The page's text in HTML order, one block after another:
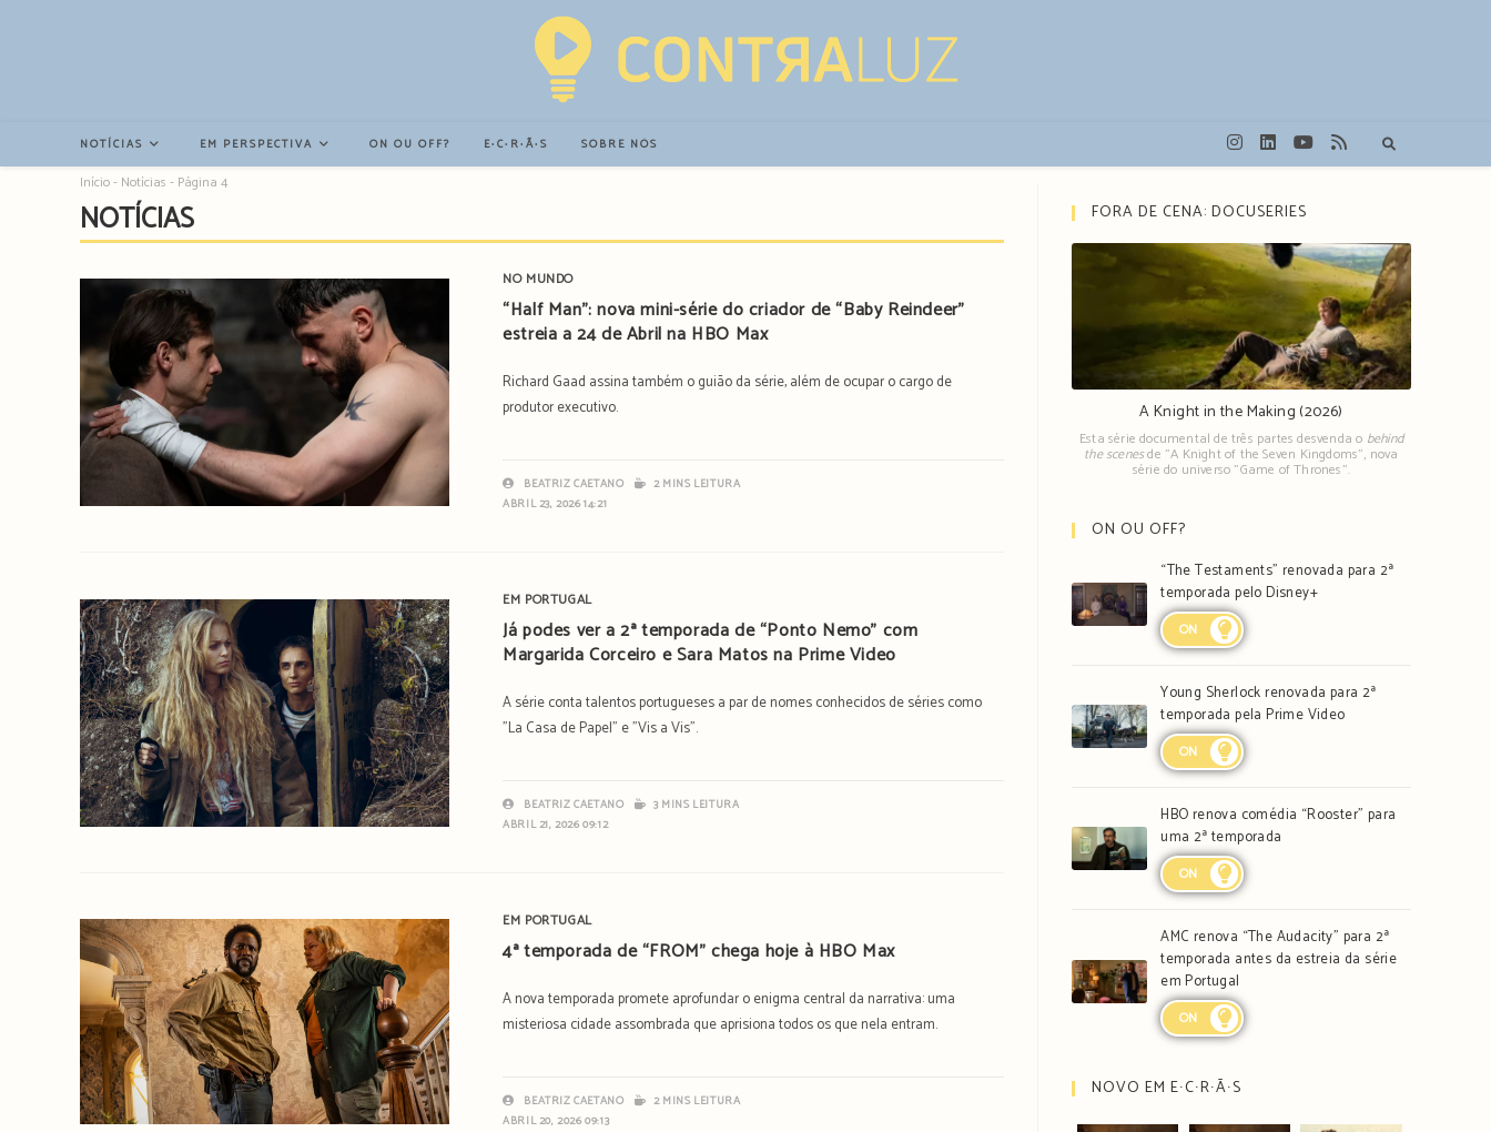
NOTÍCIAS EM PERSPECTIVA ON OU OFF? E∙C∙R∙Ã∙S SOBRE NÓS
Início- Notícias - Página 4
NOTÍCIAS
NO MUNDO
“Half Man”: nova mini-série do criador de “Baby Reindeer”
estreia a 24 de Abril na HBO Max
Richard Gaad assina também o guião da série, além de ocupar o cargo de
produtor executivo.
BEATRIZ CAETANO
2 MINS LEITURA
ABRIL 23, 2026 14:21
EM PORTUGAL
Já podes ver a 2ª temporada de “Ponto Nemo” com
Margarida Corceiro e Sara Matos na Prime Video
A série conta talentos portugueses a par de nomes conhecidos de séries como
"La Casa de Papel" e "Vis a Vis".
BEATRIZ CAETANO
3 MINS LEITURA
ABRIL 21, 2026 09:12
EM PORTUGAL
4ª temporada de “FROM” chega hoje à HBO Max
A nova temporada promete aprofundar o enigma central da narrativa: uma
misteriosa cidade assombrada que aprisiona todos os que nela entram.
BEATRIZ CAETANO
2 MINS LEITURA
ABRIL 20, 2026 09:13
FORA DE CENA: DOCUSERIES
A Knight in the Making (2026)
Esta série documental de três partes desvenda o behind
the scenesde "A Knight of the Seven Kingdoms", nova
série do universo "Game of Thrones".
ON OU OFF?
“The Testaments” renovada para 2ª
temporada pelo Disney+
ON
Young Sherlock renovada para 2ª
temporada pela Prime Video
ON
HBO renova comédia “Rooster” para
uma 2ª temporada
ON
AMC renova “The Audacity” para 2ª
temporada antes da estreia da série
em Portugal
ON
NOVO EM E∙C∙R∙Ã∙S